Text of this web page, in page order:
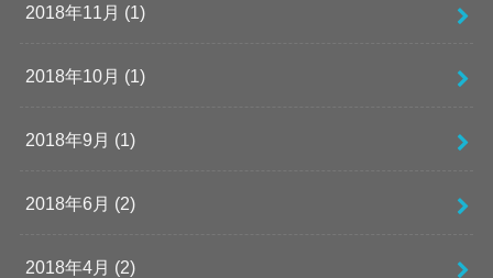
2018年11月 (1)
2018年10月 (1)
2018年9月 (1)
2018年6月 (2)
2018年4月 (2)